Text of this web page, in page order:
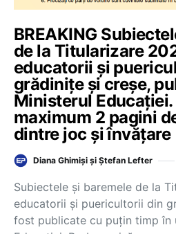
BREAKING
de la Titularizare
educatorii și
grădinițe și creșe,
Ministerul Educației.
maximum 2 pagini
dintre joc și învățare
Diana Ghimiși și Ștefan Lefter
Subiectele și baremele de la
educatorii și puericultorii din
fost publicate cu puțin timp în